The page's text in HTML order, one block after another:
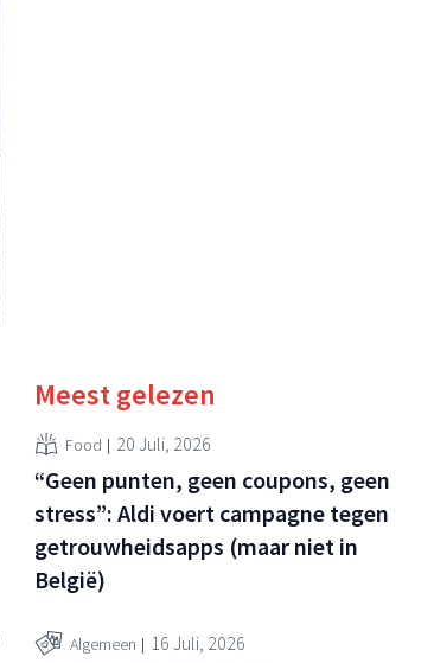
Meest gelezen
Food 20 Juli, 2026
“Geen punten, geen coupons, geen
stress”: Aldi voert campagne tegen
getrouwheidsapps (maar niet in
België)
Algemeen 16 Juli, 2026